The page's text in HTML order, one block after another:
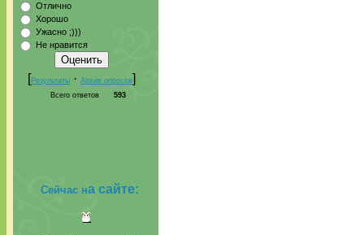
Отлично
Хорошо
Ужасно ;)))
Не нравится
[Результаты · Архив опросов]
Всего ответов 593
Сейчас на сайте: